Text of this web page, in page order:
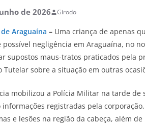
de 2026 Girodo
Araguaína – Uma criança de apenas
possível negligência em Araguaína, no
supostos maus-tratos praticados pela
Tutelar sobre a situação em outras
mobilizou a Polícia Militar na tarde de
informações registradas pela
e lesões na região da cabeça, além